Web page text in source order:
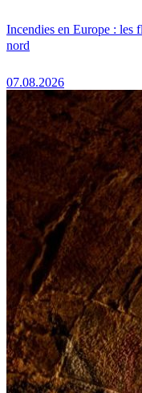
Incendies en Europe : les
nord
07.08.2026